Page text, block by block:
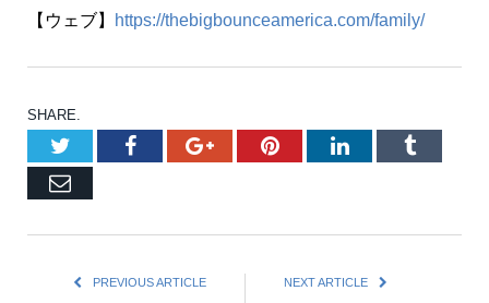
【ウェブ】
https://thebigbounceamerica.com/family/
SHARE.
TwitterFacebookGoogle+PinterestLinkedInTumblr
Email
PREVIOUS ARTICLE NEXT ARTICLE